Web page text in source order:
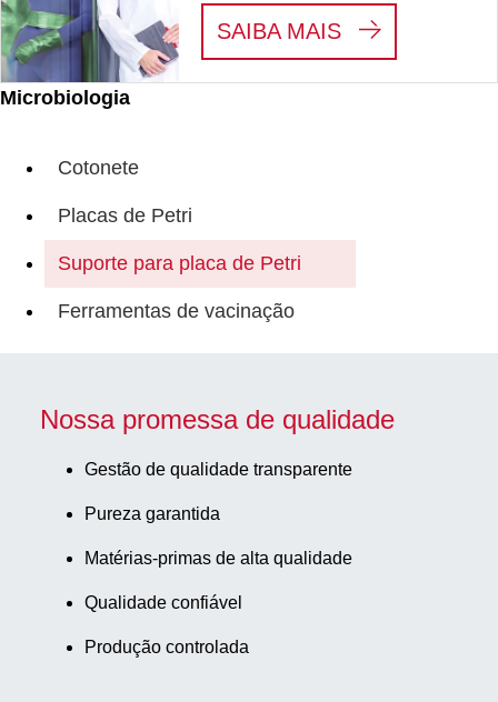
Microbiologia
Cotonete
Placas de Petri
Suporte para placa de Petri
Ferramentas de vacinação
SAIBA MAIS: NÓS
Nossa promessa de qualidade
Gestão de qualidade transparente
Pureza garantida
Matérias-primas de alta qualidade
Qualidade confiável
Produção controlada